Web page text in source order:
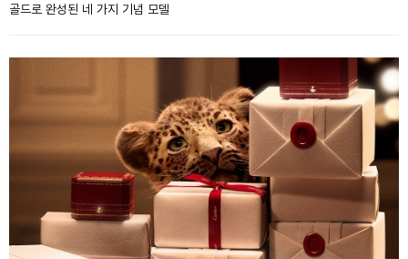
골드로 완성된 네 가지 기념 모델